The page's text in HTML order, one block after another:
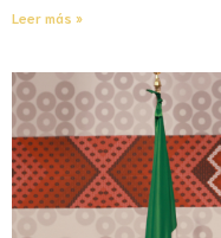
Leer más »